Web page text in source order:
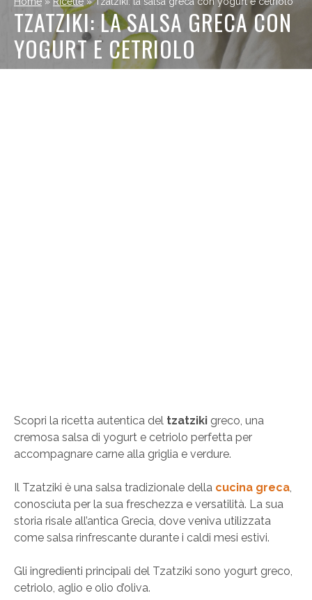
TZATZIKI: LA SALSA GRECA CON
YOGURT E CETRIOLO
Scopri la ricetta autentica del tzatziki greco, una
cremosa salsa di yogurt e cetriolo perfetta per
accompagnare carne alla griglia e verdure.
Il Tzatziki è una salsa tradizionale della cucina greca,
conosciuta per la sua freschezza e versatilità. La sua
storia risale all’antica Grecia, dove veniva utilizzata
come salsa rinfrescante durante i caldi mesi estivi.
Gli ingredienti principali del Tzatziki sono yogurt greco,
cetriolo, aglio e olio d’oliva.